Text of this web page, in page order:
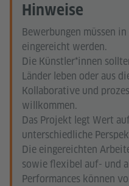
Hinweise
Bewerbungen müssen
eingereicht werden.
Die Künstler*innen
Länder leben oder aus
Kollaborative und
willkommen.
Das Projekt legt Wert
unterschiedliche
Die eingereichten
sowie flexibel auf- und
Performances können